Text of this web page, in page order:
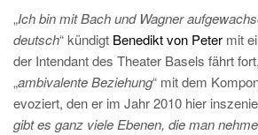
„Ich bin mit Bach und Wagner
deutsch“ kündigt Benedikt von Peter mit
der Intendant des Theater Basels fährt
„ambivalente Beziehung“ mit dem
evoziert, den er im Jahr 2010 hier
gibt es ganz viele Ebenen, die man